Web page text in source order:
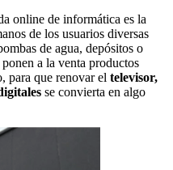
online de informática es la
de los usuarios diversas
de agua, depósitos o
a la venta productos
para que renovar el televisor,
se convierta en algo